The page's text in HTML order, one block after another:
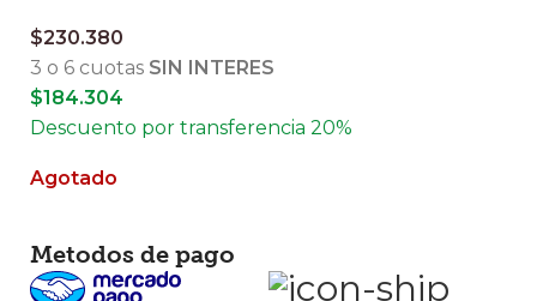
$230.380
3 o 6 cuotas SIN INTERES
$184.304
Descuento por transferencia 20%
Agotado
Metodos de pago